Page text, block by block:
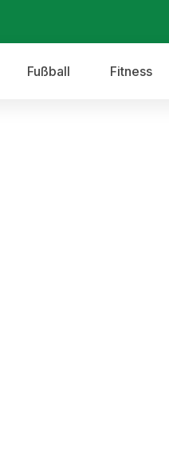
Fußball Fitness